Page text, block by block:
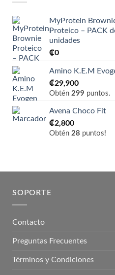
MyProtein
Proteico – PACK
unidades
₡0
Amino K.E.M
₡29,900
Obtén 299 puntos.
Avena Choco Fit
₡2,800
Obtén 28 puntos!
SOPORTE
Contacto
Preguntas Frecuentes
Términos y Condiciones